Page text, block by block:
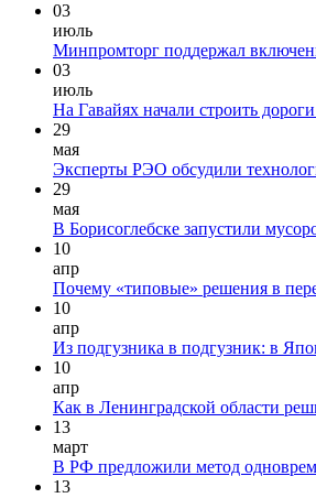
03
июль
Минпромторг поддержал
03
июль
На Гавайях начали строить
29
мая
Эксперты РЭО обсудили
29
мая
В Борисоглебске запустили
10
апр
Почему «типовые» решения в
10
апр
Из подгузника в подгузник: в
10
апр
Как в Ленинградской области
13
март
В РФ предложили метод
13